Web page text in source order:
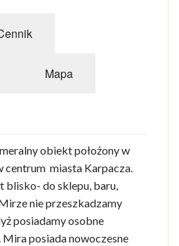
Mapa
obiekt położony w
centrum miasta Karpacza.
blisko- do sklepu, baru,
nie przeszkadzamy
posiadamy osobne
posiada nowoczesne